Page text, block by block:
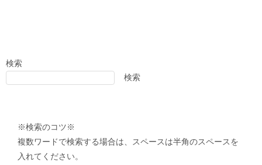
検索
検索
※検索のコツ※
複数ワードで検索する場合は、スペースは半角のスペースを
入れてください。